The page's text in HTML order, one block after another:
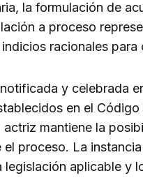
la formulación de
a proceso
racionales
y celebrada
en el
actriz mantiene la
proceso. La
legislación aplicable y